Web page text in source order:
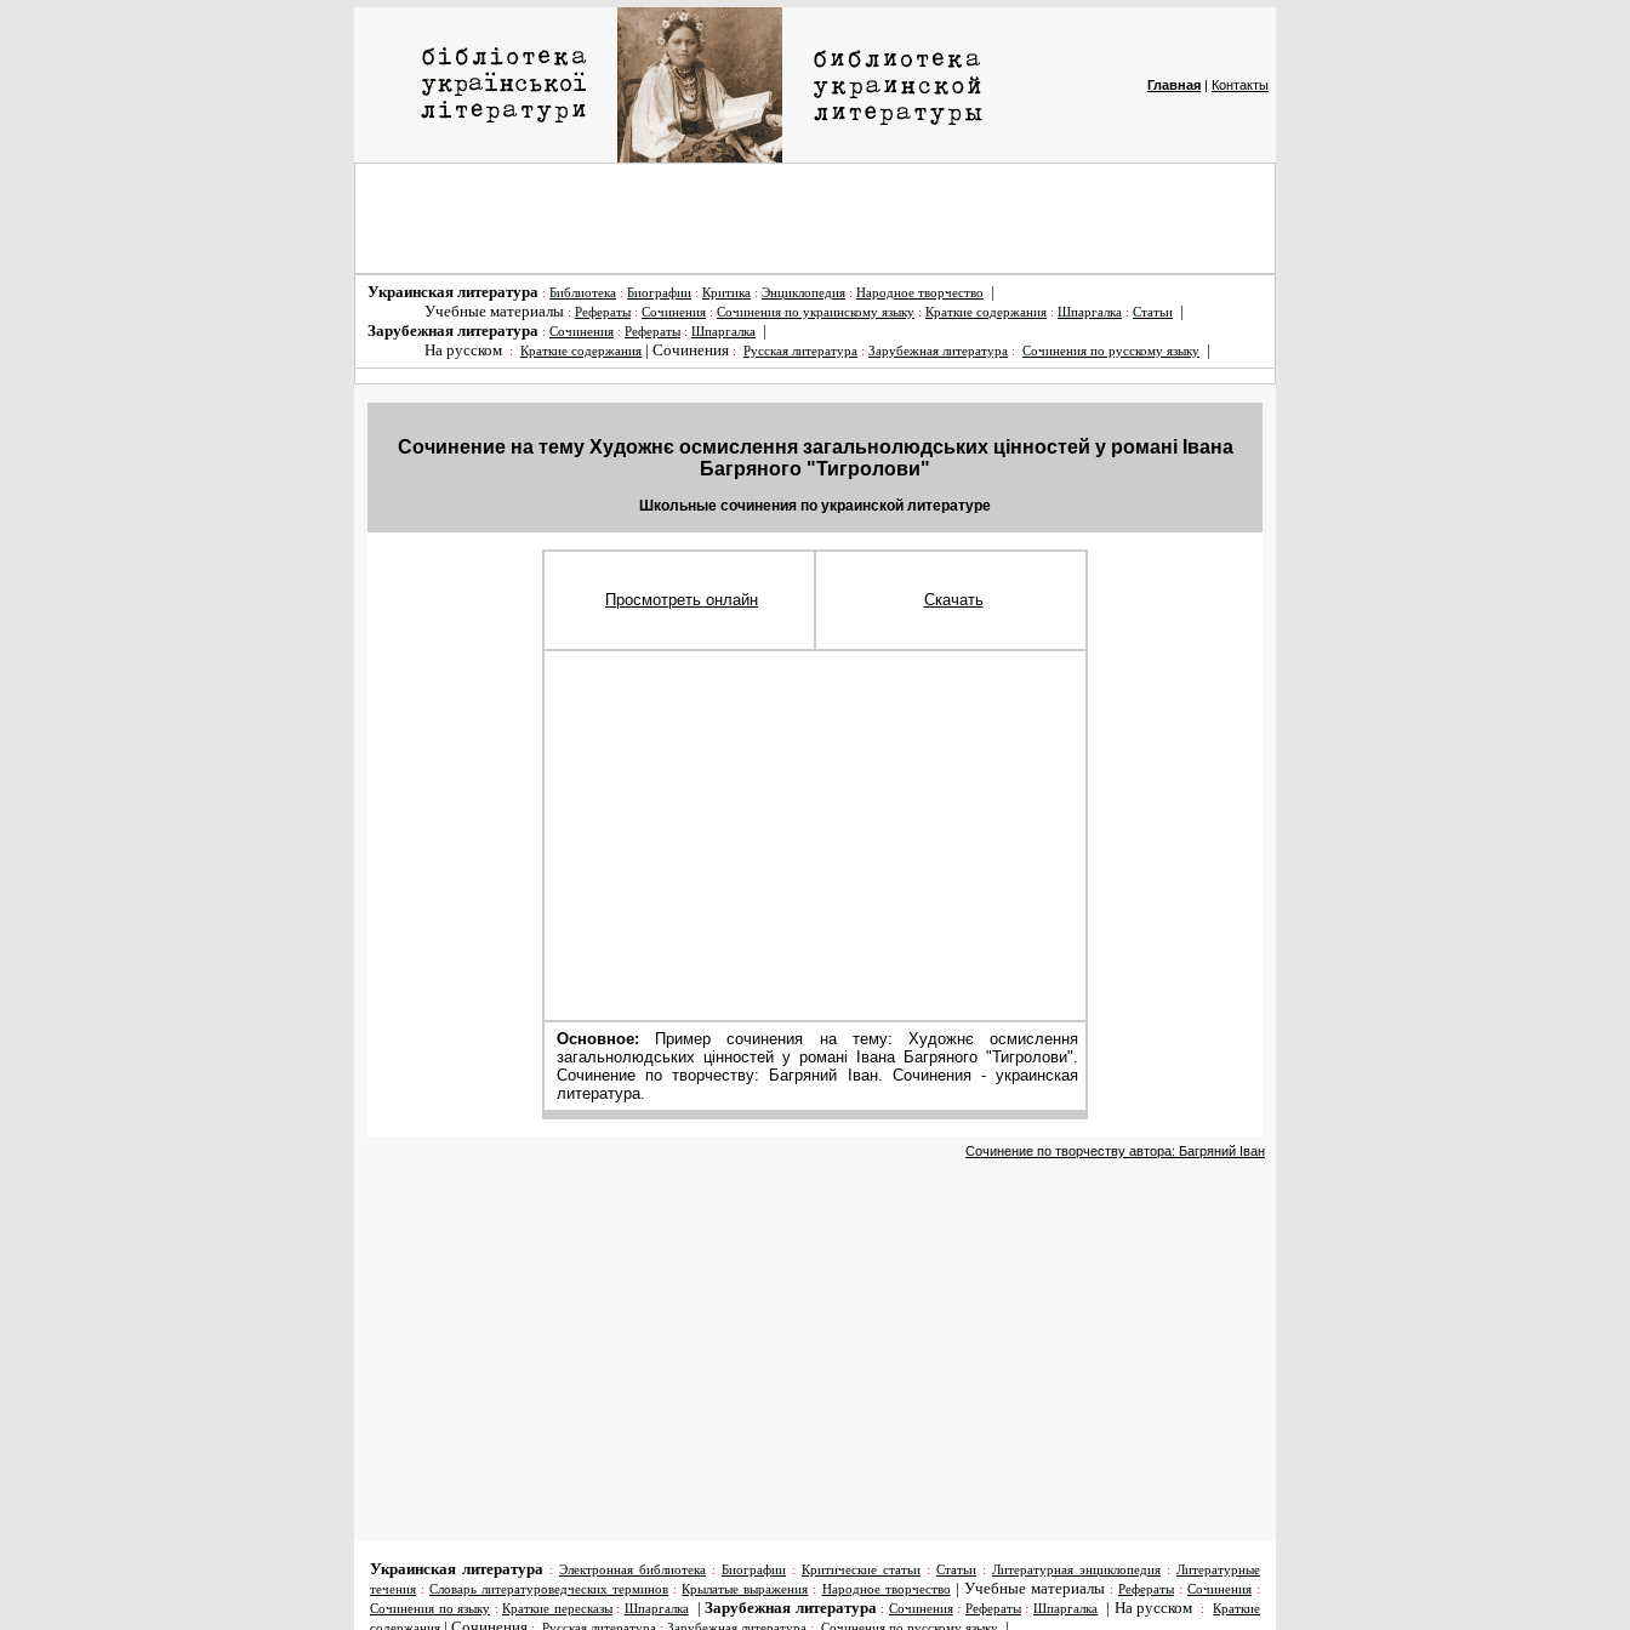
Главная | Контакты
Украинская литература : Библиотека : Биографии : Критика : Энциклопедия : Народное творчество
|
Учебные материалы : Рефераты : Сочинения : Сочинения по украинскому языку : Краткие содержания : Шпаргалка : Статьи
|
Зарубежная литература : Сочинения : Рефераты : Шпаргалка
|
На русском
: Краткие содержания | Сочинения : Русская литература : Зарубежная литература : Сочинения по русскому языку |
Сочинение на тему Художнє осмислення загальнолюдських цiнностей у романi Iвана
Багряного "Тигролови"
Школьные сочинения по украинской литературе
Просмотреть онлайн Скачать
Основное: Пример сочинения на тему: Художнє осмислення
загальнолюдських цiнностей у романi Iвана Багряного "Тигролови".
Сочинение по творчеству: Багряний Іван. Сочинения - украинская
литература.
Сочинение по творчеству автора: Багряний Іван
Украинская литература : Электронная библиотека : Биографии : Критические статьи : Статьи : Литературная энциклопедия : Литературные
течения :Словарь литературоведческих терминов :Крылатые выражения : Народное творчество | Учебные материалы : Рефераты:Сочинения :
Сочинения по языку :Краткие пересказы: Шпаргалка | Зарубежная литература : Сочинения: Рефераты: Шпаргалка | На русском :Краткие